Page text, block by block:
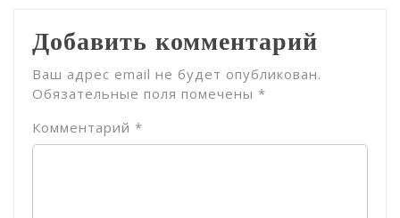
Добавить комментарий
Ваш адрес email не будет опубликован.
Обязательные поля помечены *
Комментарий *